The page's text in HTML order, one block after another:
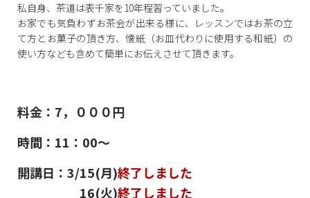
私自身、茶道は表千家を10年程習っていました。
お家でも気負わずお茶会が出来る様に、レッスンではお茶の立
て方とお菓子の頂き方、懐紙（お皿代わりに使用する和紙）の
使い方なども含めて簡単にお伝えさせて頂きます。
料金：7，０００円
時間：11：00〜
開講日：3/15(月)終了しました
16(火)終了しました